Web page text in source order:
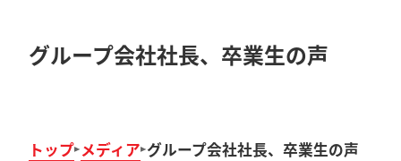
グループ会社社長、卒業生の声
トップ メディア グループ会社社長、卒業生の声